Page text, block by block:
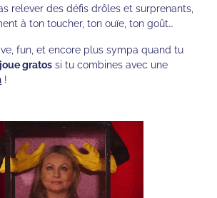
relever des défis drôles et surprenants,
à ton toucher, ton ouïe, ton goût…
fun, et encore plus sympa quand tu
gratos si tu combines avec une
!